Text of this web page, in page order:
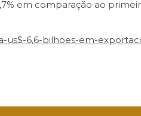
em comparação ao
us$-6,6-bilhoes-em-